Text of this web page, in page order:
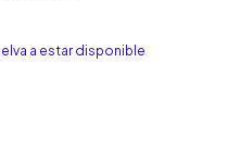
a estar disponible